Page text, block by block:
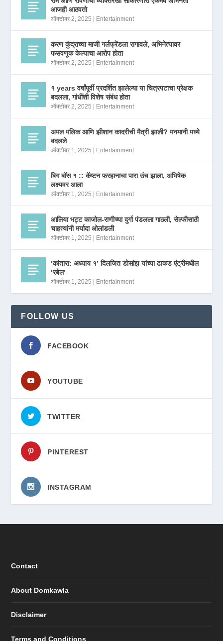
आजही आठवतो
ऑक्टोबर 2, 2025 | Entertainment
करण कुंद्राच्या माजी गर्लफ्रेंडला रागावले, अभिनेत्यावर
फसवणूक केल्याचा आरोप होता
ऑक्टोबर 2, 2025 | Entertainment
१ years वर्षांपूर्वी प्रदर्शित झालेल्या या चित्रपटाचा प्रेक्षक
बदलला, गांधींशी विशेष संबंध होता
ऑक्टोबर 2, 2025 | Entertainment
अमल मलिक आणि झीशान कादरीची मैत्री झाली? मनमानी मध्ये
बदलले
ऑक्टोबर 1, 2025 | Entertainment
बिग बॉस १ :: कॅप्टन फरहानाचा पारा उंच झाला, अभिषेक
लक्ष्यवर आला
ऑक्टोबर 1, 2025 | Entertainment
आलिया भट्ट काजोल-राणीच्या दुर्गा पंडलला गाठली, सेल्फीसाठी
चाहत्यांनी मर्यादा ओलांडली
ऑक्टोबर 1, 2025 | Entertainment
‘कांतारा: अध्याय १’ दिलजित डोसांझ यांच्या ढाकड एंट्रीमधील
‘रबेल’
ऑक्टोबर 1, 2025 | Entertainment
FOLLOW US
FACEBOOK
YOUTUBE
TWITTER
PINTEREST
INSTAGRAM
Contact
About Domkawla
Disclaimer
Terms and Conditions